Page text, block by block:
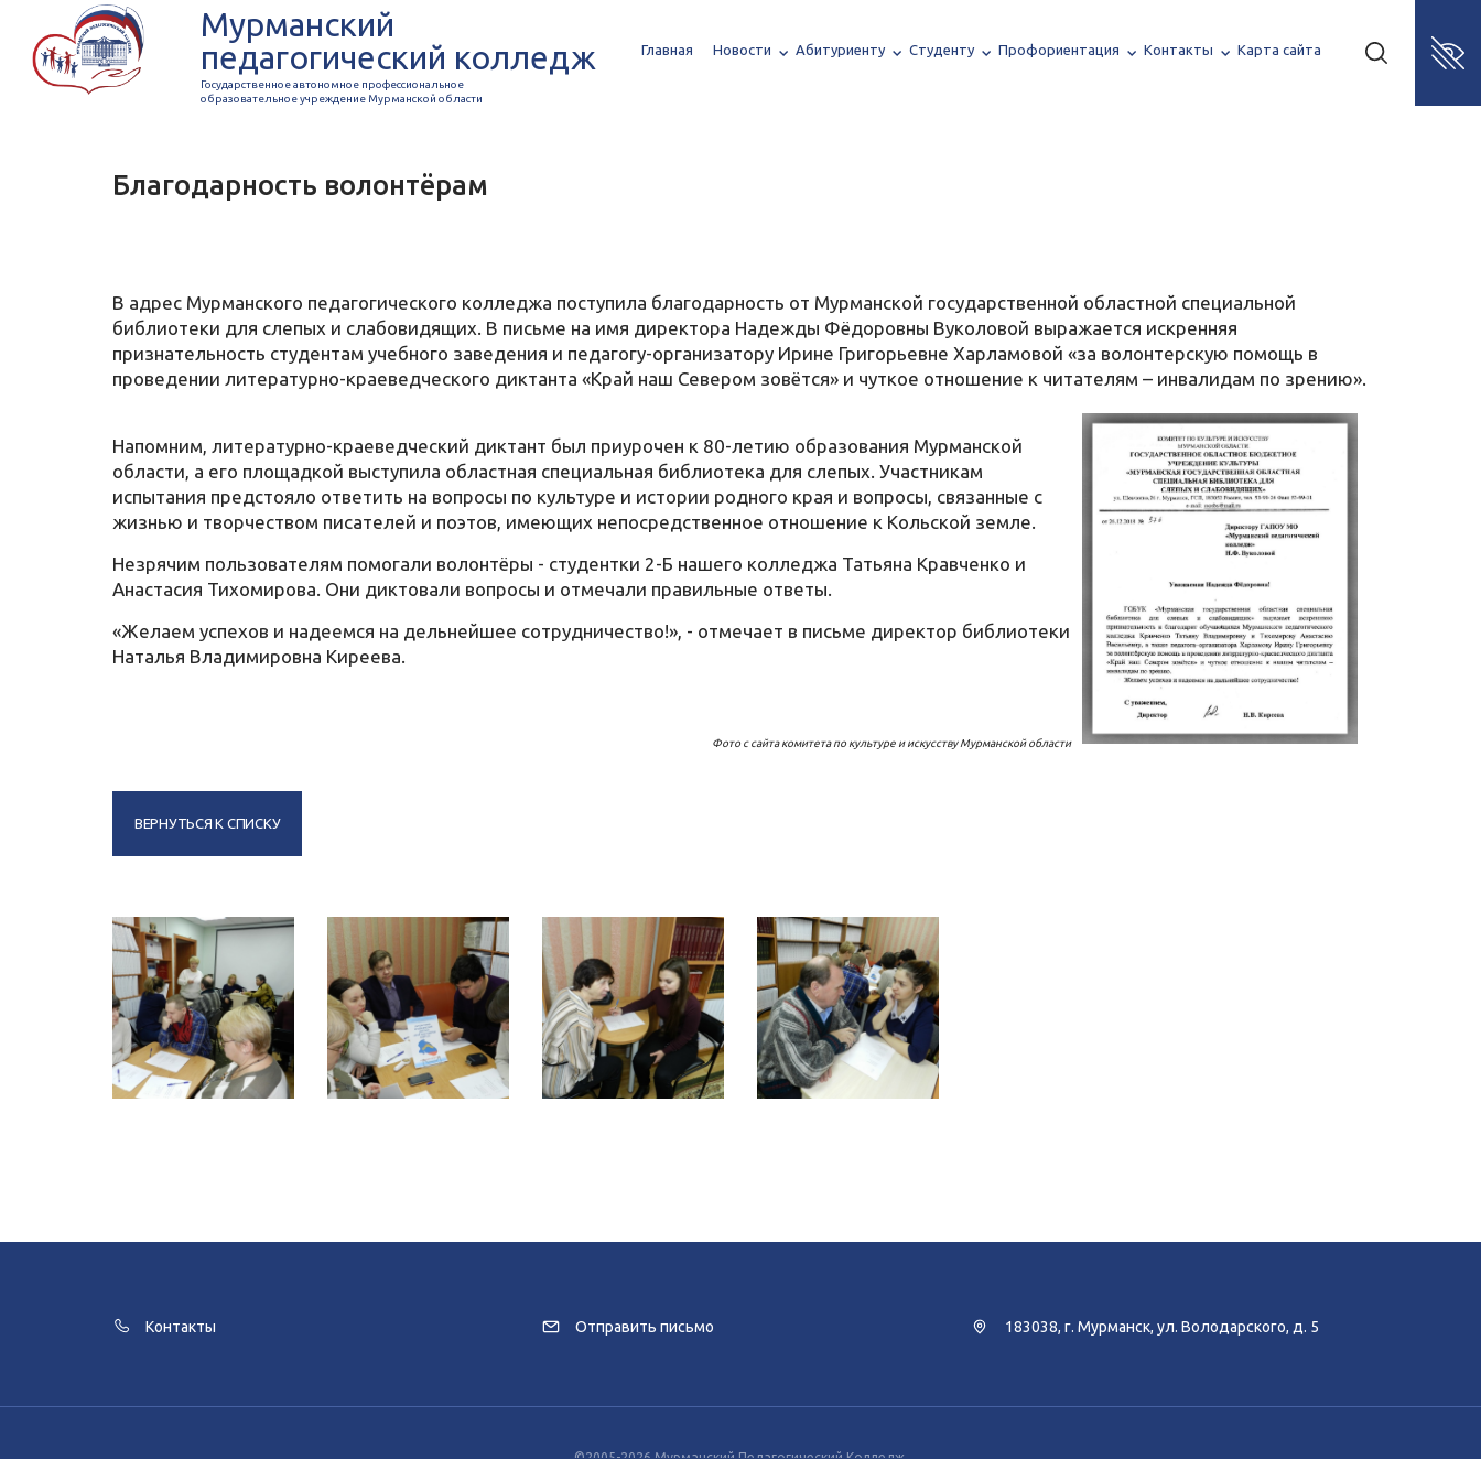
Мурманский
педагогический колледж
Государственное автономное профессиональное
образовательное учреждение Мурманской области
Главная Новости Абитуриенту Студенту Профориентация Контакты Карта сайта
Благодарность волонтёрам
В адрес Мурманского педагогического колледжа поступила благодарность от Мурманской государственной областной специальной
библиотеки для слепых и слабовидящих. В письме на имя директора Надежды Фёдоровны Вуколовой выражается искренняя
признательность студентам учебного заведения и педагогу-организатору Ирине Григорьевне Харламовой «за волонтерскую помощь в
проведении литературно-краеведческого диктанта «Край наш Севером зовётся» и чуткое отношение к читателям – инвалидам по зрению».
Напомним, литературно-краеведческий диктант был приурочен к 80-летию образования Мурманской
области, а его площадкой выступила областная специальная библиотека для слепых. Участникам
испытания предстояло ответить на вопросы по культуре и истории родного края и вопросы, связанные с
жизнью и творчеством писателей и поэтов, имеющих непосредственное отношение к Кольской земле.
Незрячим пользователям помогали волонтёры - студентки 2-Б нашего колледжа Татьяна Кравченко и
Анастасия Тихомирова. Они диктовали вопросы и отмечали правильные ответы.
«Желаем успехов и надеемся на дельнейшее сотрудничество!», - отмечает в письме директор библиотеки
Наталья Владимировна Киреева.
Фото с сайта комитета по культуре и искусству Мурманской области
ВЕРНУТЬСЯ К СПИСКУ
Контакты Отправить письмо 183038, г. Мурманск, ул. Володарского, д. 5
©2005-2026 Мурманский Педагогический Колледж.